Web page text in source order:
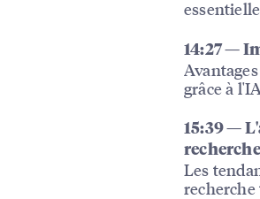
14:27 —
grâce à
15:39 —
recherche
Les